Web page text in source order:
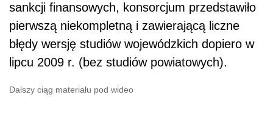
sankcji finansowych, konsorcjum przedstawiło
pierwszą niekompletną i zawierającą liczne
błędy wersję studiów wojewódzkich dopiero w
lipcu 2009 r. (bez studiów powiatowych).
Dalszy ciąg materiału pod wideo